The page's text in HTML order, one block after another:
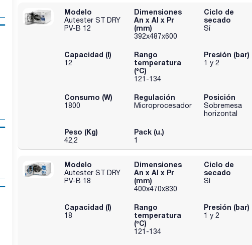
Modelo
Autester ST DRY
PV-B 12
Dimensiones
An x Al x Pr
(mm)
392x487x600
Ciclo de
secado
Sí
Capacidad (l)
12
Rango
temperatura
(ºC)
121-134
Presión (bar)
1 y 2
Consumo (W)
1800
Regulación
Microprocesador
Posición
Sobremesa
horizontal
Peso (Kg)
42,2
Pack (u.)
1
Modelo
Autester ST DRY
PV-B 18
Dimensiones
An x Al x Pr
(mm)
400x470x830
Ciclo de
secado
Sí
Capacidad (l)
18
Rango
temperatura
(ºC)
121-134
Presión (bar)
1 y 2